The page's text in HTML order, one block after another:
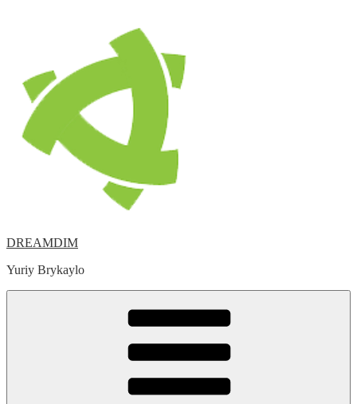
DREAMDIM
Yuriy Brykaylo